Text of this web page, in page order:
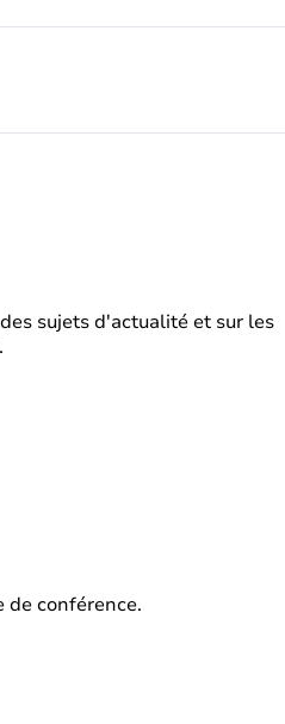
sujets d'actualité et sur les
de conférence.